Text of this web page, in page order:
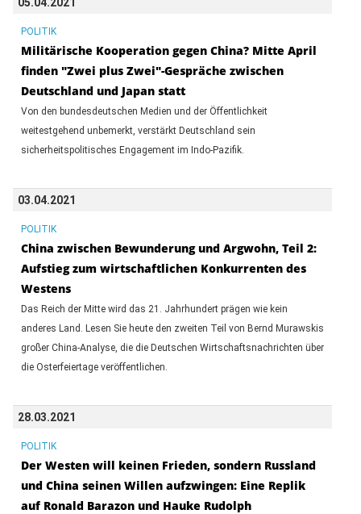
POLITIK
Militärische Kooperation gegen China? Mitte April
finden "Zwei plus Zwei"-Gespräche zwischen
Deutschland und Japan statt
Von den bundesdeutschen Medien und der Öffentlichkeit
weitestgehend unbemerkt, verstärkt Deutschland sein
sicherheitspolitisches Engagement im Indo-Pazifik.
03.04.2021
POLITIK
China zwischen Bewunderung und Argwohn, Teil 2:
Aufstieg zum wirtschaftlichen Konkurrenten des
Westens
Das Reich der Mitte wird das 21. Jahrhundert prägen wie kein
anderes Land. Lesen Sie heute den zweiten Teil von Bernd Murawskis
großer China-Analyse, die die Deutschen Wirtschaftsnachrichten über
die Osterfeiertage veröffentlichen.
28.03.2021
POLITIK
Der Westen will keinen Frieden, sondern Russland
und China seinen Willen aufzwingen: Eine Replik
auf Ronald Barazon und Hauke Rudolph